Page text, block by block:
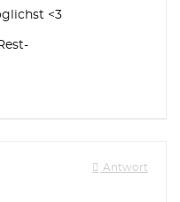
<3
Antwort